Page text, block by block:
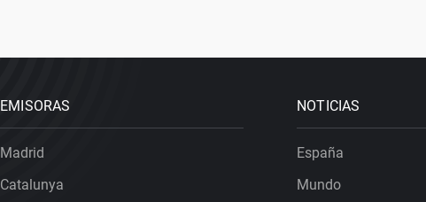
EMISORAS
Madrid
Catalunya
NOTICIAS
España
Mundo